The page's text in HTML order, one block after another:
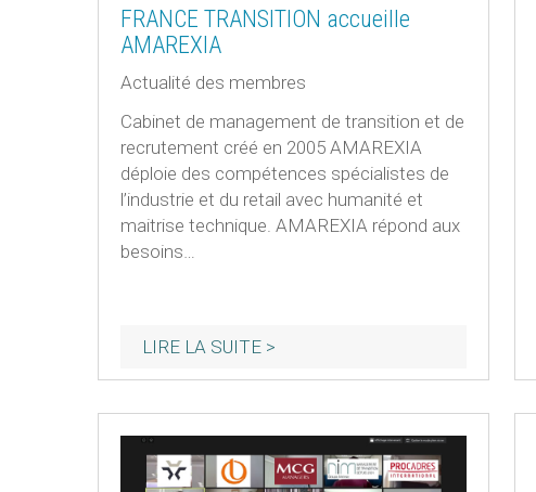
FRANCE TRANSITION accueille
AMAREXIA
Actualité des membres
Cabinet de management de transition et de
recrutement créé en 2005 AMAREXIA
déploie des compétences spécialistes de
l’industrie et du retail avec humanité et
maitrise technique. AMAREXIA répond aux
besoins…